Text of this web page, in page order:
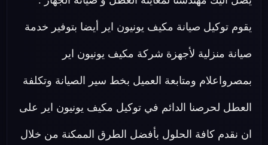
يقوم توكيل صيانة مكيف يونيون اير أيضا بتوفير خدمة
صيانة منزلية لأجهزة شركة مكيف يونيون اير
بمصرواعلام ومتابعة العميل بخط سير الصيانة وتكلفة
العطل لحرصنا الدائم في توكيل مكيف يونيون اير على
ان نقدم كافة الحلول بأفضل الطرق الممكنة من خلال